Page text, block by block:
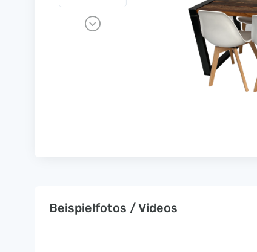
Next
Beispielfotos / Videos